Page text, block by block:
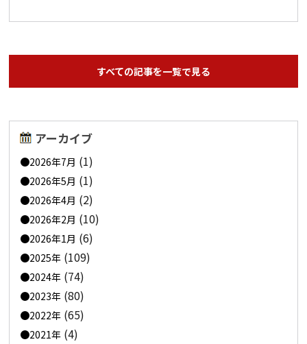
すべての記事を一覧で見る
アーカイブ
2026年7月 (1)
2026年5月 (1)
2026年4月 (2)
2026年2月 (10)
2026年1月 (6)
2025年 (109)
2024年 (74)
2023年 (80)
2022年 (65)
2021年 (4)